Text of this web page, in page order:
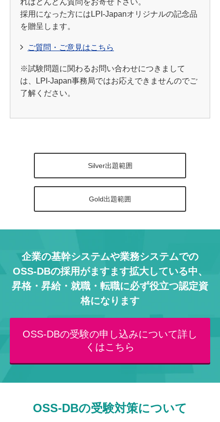
ればどんどん質問をお寄せ下さい。
採用になった方にはLPI-Japanオリジナルの記念品
を贈呈します。
ご質問・ご意見はこちら
※試験問題に関わるお問い合わせにつきまして
は、LPI-Japan事務局ではお応えできませんのでご
了解ください。
Silver出題範囲
Gold出題範囲
企業の基幹システムや業務システムでの
OSS-DBの採用がますます拡大している中、
昇格・昇給・就職・転職に必ず役立つ認定資
格になります
OSS-DBの受験の申し込みについて詳し
くはこちら
OSS-DBの受験対策について